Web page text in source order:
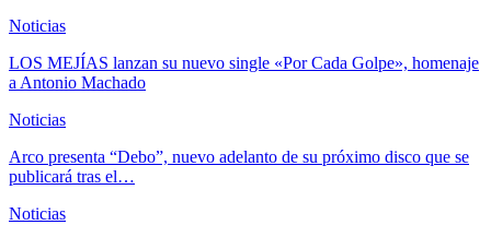
Noticias
LOS MEJÍAS lanzan su nuevo single «Por Cada Golpe», homenaje
a Antonio Machado
Noticias
Arco presenta “Debo”, nuevo adelanto de su próximo disco que se
publicará tras el…
Noticias